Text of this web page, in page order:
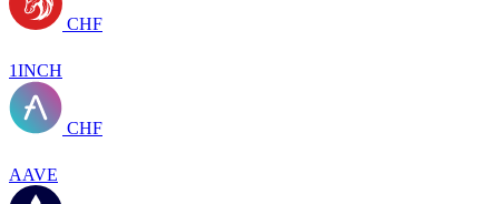
CHF
1INCH
CHF
AAVE